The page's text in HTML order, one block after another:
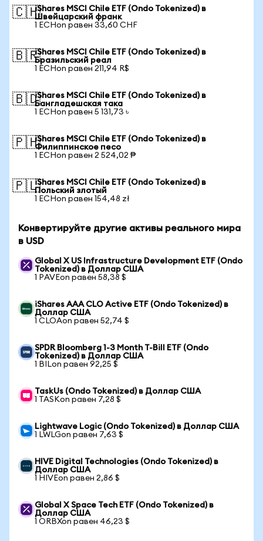
🇨🇭iShares MSCI Chile ETF (Ondo Tokenized) в
Швейцарский франк
1 ECHon равен 33,60 CHF
🇧🇷iShares MSCI Chile ETF (Ondo Tokenized) в
Бразильский реал
1 ECHon равен 211,94 R$
🇧🇩iShares MSCI Chile ETF (Ondo Tokenized) в
Бангладешская така
1 ECHon равен 5 131,73 ৳
🇵🇭iShares MSCI Chile ETF (Ondo Tokenized) в
Филиппинское песо
1 ECHon равен 2 524,02 ₱
🇵🇱iShares MSCI Chile ETF (Ondo Tokenized) в
Польский злотый
1 ECHon равен 154,48 zł
Конвертируйте другие активы реального мира
в USD
Global X US Infrastructure Development ETF (Ondo
Tokenized) в Доллар США
1 PAVEon равен 58,38 $
iShares AAA CLO Active ETF (Ondo Tokenized) в
Доллар США
1 CLOAon равен 52,74 $
SPDR Bloomberg 1-3 Month T-Bill ETF (Ondo
Tokenized) в Доллар США
1 BILon равен 92,25 $
TaskUs (Ondo Tokenized) в Доллар США
1 TASKon равен 7,28 $
Lightwave Logic (Ondo Tokenized) в Доллар США
1 LWLGon равен 7,63 $
HIVE Digital Technologies (Ondo Tokenized) в
Доллар США
1 HIVEon равен 2,86 $
Global X Space Tech ETF (Ondo Tokenized) в
Доллар США
1 ORBXon равен 46,23 $